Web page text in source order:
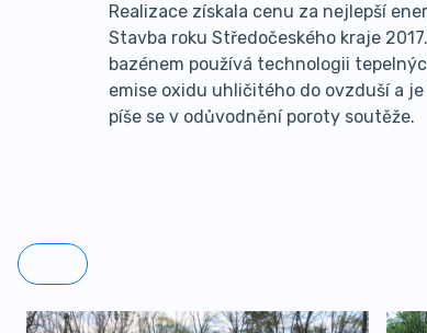
Realizace získala cenu za nejlepší
Stavba roku Středočeského kraje
bazénem používá technologii
emise oxidu uhličitého do ovzduší a
píše se v odůvodnění poroty soutěže.